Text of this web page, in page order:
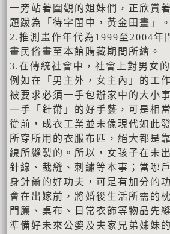
一旁站著圍觀的姐妹們，正欣賞
題跋為「待字閨中，黃金田畫」。
2.推測畫作年代為1999至2004年
畫民俗畫至本館購藏期間所繪。
3.在傳統社會中，社會上對男女
例如在「男主外，女主內」的工
被要求必須一手包辦家中的大小
一手「針黹」的好手藝，可是相
從前，成衣工業並未像現代如此
所穿所用的衣服布匹，絕大都是
線所縫製的。所以，女孩子在未
針線、裁縫、刺繡等本事；當哪
身針黹的好功夫，可是有加分的
會在出嫁前，將婚後生活所需的
門簾、桌布、日常衣飾等物品先
準備好未來公婆及夫家兄弟姊妹